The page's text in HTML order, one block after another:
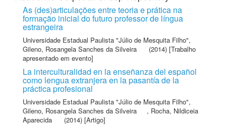
As (des)articulações entre teoria e prática na
formação inicial do futuro professor de língua
estrangeira
Universidade Estadual Paulista "Júlio de Mesquita Filho",
Gileno, Rosangela Sanches da Silveira
(2014) [Trabalho
apresentado em evento]
La interculturalidad en la enseñanza del español
como lengua extranjera en la pasantía de la
práctica profesional
Universidade Estadual Paulista "Júlio de Mesquita Filho",
Gileno, Rosangela Sanches da Silveira
, Rocha, Nildiceia
Aparecida
(2014) [Artigo]